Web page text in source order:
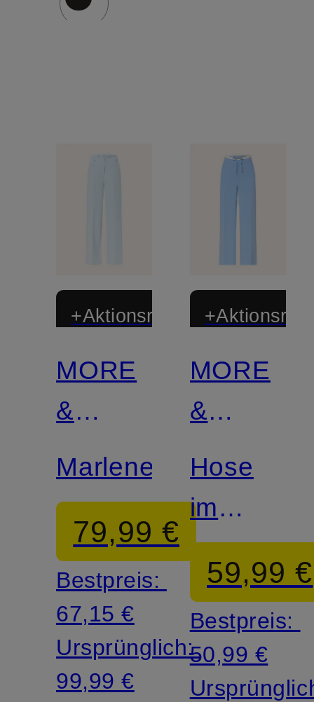
+Aktionsrabatt
Zertifiziert
MORE
&
MORE
Marlenehose
79,99 €
Bestpreis:
67,15 €
Ursprünglich:
99,99 €
Zertifiziert
MORE
&
MORE
Hose
im
Jogging-
Stil59,99 €
Bestpreis:
50,99 €